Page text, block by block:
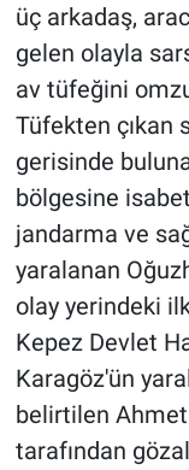
üç arkadaş,
gelen olayla
av tüfeğini
Tüfekten çıkan
gerisinde
bölgesine
jandarma ve
yaralanan
olay yerindeki
Kepez Devlet
Karagöz'ün
belirtilen
tarafından